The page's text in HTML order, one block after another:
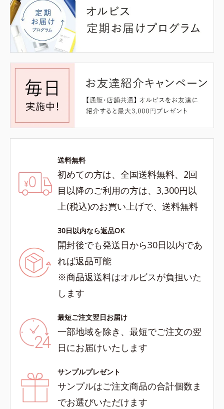
送料無料
初めての方は、全国送料無料、2回
目以降のご利用の方は、3,300円以
上(税込)のお買い上げで、送料無料
30日以内なら返品OK
開封後でも発送日から30日以内であ
れば返品可能
※商品返送料はオルビスが負担いた
します
最短ご注文翌日お届け
一部地域を除き、最短でご注文の翌
日にお届けいたします
サンプルプレゼント
サンプルはご注文商品の合計個数ま
でお選びいただけます